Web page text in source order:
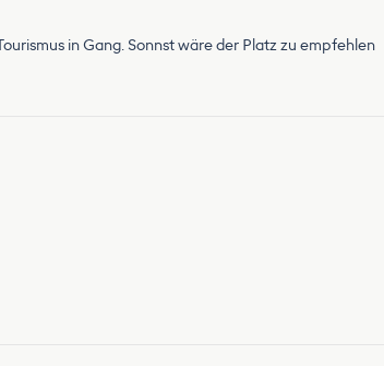
in Gang. Sonnst wäre der Platz zu empfehlen